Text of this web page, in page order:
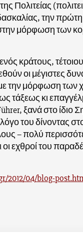
Πολιτείας
την
μόρφωση των
κράτους, τέτοιου
οι μέγιστες
την μόρφωση των
τάξεως κι
ξανά στο ίδιο
του δίνοντας
– πολύ
εχθροί του
2012/04/blog-